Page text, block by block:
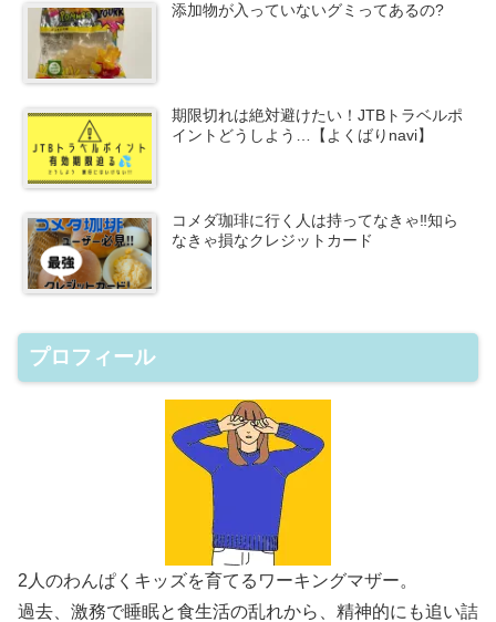
添加物が入っていないグミってあるの?
期限切れは絶対避けたい！JTBトラベルポ
イントどうしよう…【よくばりnavi】
コメダ珈琲に行く人は持ってなきゃ‼知ら
なきゃ損なクレジットカード
プロフィール
2人のわんぱくキッズを育てるワーキングマザー。
過去、激務で睡眠と食生活の乱れから、精神的にも追い詰